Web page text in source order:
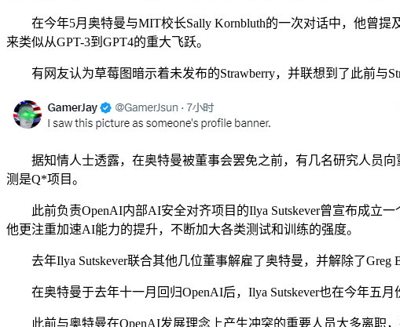
在今年5月奥特曼与MIT校长Sally Kornbluth的一次对话中，他曾提
来类似从GPT-3到GPT4的重大飞跃。
有网友认为草莓图暗示着未发布的Strawberry，并联想到了此前与
据知情人士透露，在奥特曼被董事会罢免之前，有几名研究人员向
测是Q*项目。
此前负责OpenAI内部AI安全对齐项目的Ilya Sutskever曾宣布成立一
他更注重加速AI能力的提升，不断加大各类测试和训练的强度。
去年Ilya Sutskever联合其他几位董事解雇了奥特曼，并解除了Greg
在奥特曼于去年十一月回归OpenAI后，Ilya Sutskever也在今年五月
此前与奥特曼在OpenAI发展理念上产生冲突的重要人员大多离职，